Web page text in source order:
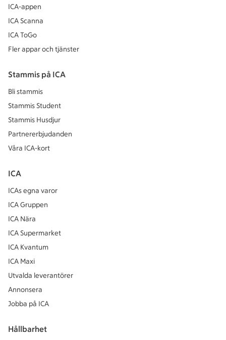
ICA-appen
ICA Scanna
ICA ToGo
Fler appar och tjänster
Stammis på ICA
Bli stammis
Stammis Student
Stammis Husdjur
Partnererbjudanden
Våra ICA-kort
ICA
ICAs egna varor
ICA Gruppen
ICA Nära
ICA Supermarket
ICA Kvantum
ICA Maxi
Utvalda leverantörer
Annonsera
Jobba på ICA
Hållbarhet